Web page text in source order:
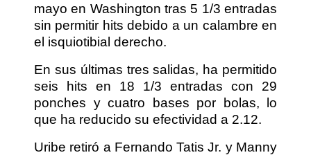
mayo en Washington tras 5 1/3 entradas
sin permitir hits debido a un calambre en
el isquiotibial derecho.
En sus últimas tres salidas, ha permitido
seis hits en 18 1/3 entradas con 29
ponches y cuatro bases por bolas, lo
que ha reducido su efectividad a 2.12.
Uribe retiró a Fernando Tatis Jr. y Manny